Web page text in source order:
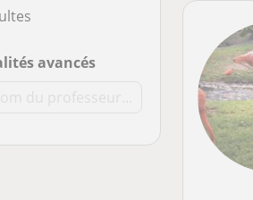
avancés